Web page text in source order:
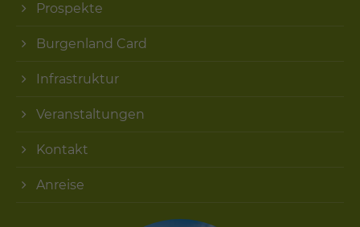
Prospekte
Burgenland Card
Infrastruktur
Veranstaltungen
Kontakt
Anreise